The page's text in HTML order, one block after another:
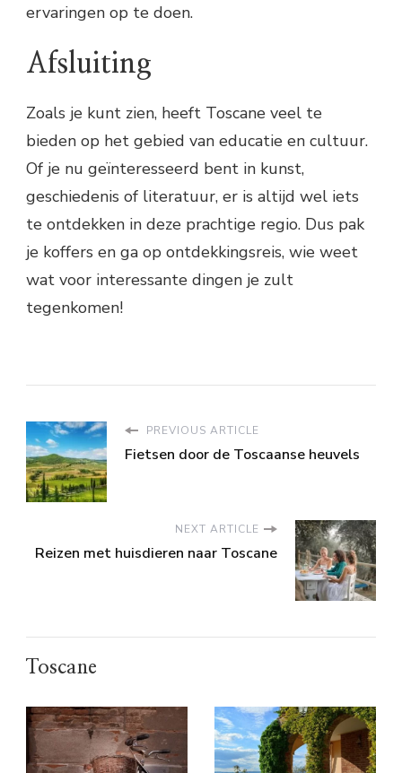
ervaringen op te doen.
Afsluiting
Zoals je kunt zien, heeft Toscane veel te
bieden op het gebied van educatie en cultuur.
Of je nu geïnteresseerd bent in kunst,
geschiedenis of literatuur, er is altijd wel iets
te ontdekken in deze prachtige regio. Dus pak
je koffers en ga op ontdekkingsreis, wie weet
wat voor interessante dingen je zult
tegenkomen!
PREVIOUS ARTICLE
Fietsen door de Toscaanse heuvels
NEXT ARTICLE
Reizen met huisdieren naar Toscane
Toscane